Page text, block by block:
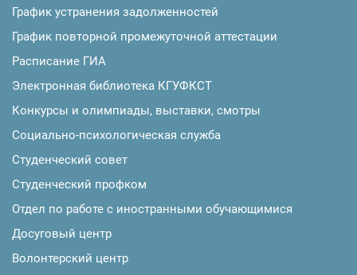
График устранения задолженностей
График повторной промежуточной аттестации
Расписание ГИА
Электронная библиотека КГУФКСТ
Конкурсы и олимпиады, выставки, смотры
Социально-психологическая служба
Студенческий совет
Студенческий профком
Отдел по работе с иностранными обучающимися
Досуговый центр
Волонтерский центр